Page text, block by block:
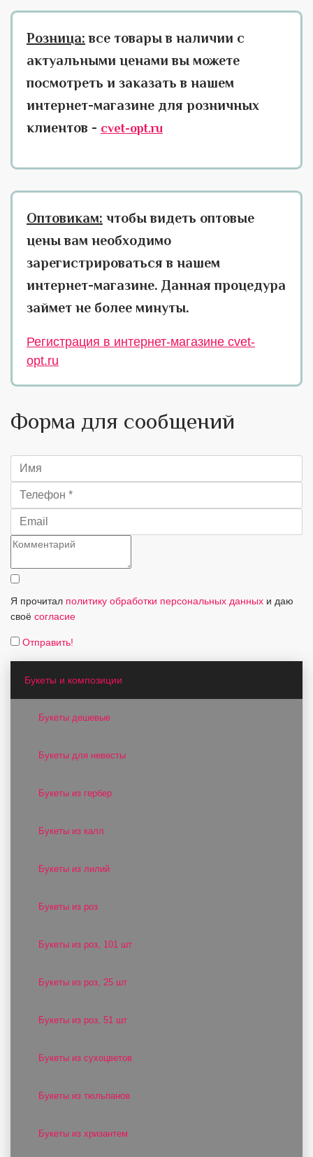
Розница: все товары в наличии с
актуальными ценами вы можете
посмотреть и заказать в нашем
интернет-магазине для розничных
клиентов - cvet-opt.ru
Оптовикам: чтобы видеть оптовые
цены вам необходимо
зарегистрироваться в нашем
интернет-магазине. Данная процедура
займет не более минуты.
Регистрация в интернет-магазине cvet-
opt.ru
Форма для сообщений
Я прочитал политику обработки персональных данных и даю
своё согласие
Отправить!
Букеты и композиции
Букеты дешевые
Букеты для невесты
Букеты из гербер
Букеты из калл
Букеты из лилий
Букеты из роз
Букеты из роз, 101 шт
Букеты из роз, 25 шт
Букеты из роз, 51 шт
Букеты из сухоцветов
Букеты из тюльпанов
Букеты из хризантем